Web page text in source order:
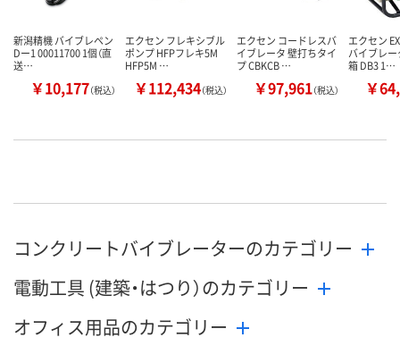
新潟精機 バイブレペン
Dー1 00011700 1個（直
送…
￥10,177（税込）
エクセン フレキシブル
ポンプ HFPフレキ5M
HFP5M …
￥112,434（税込）
エクセン コードレスバ
イブレータ 壁打ちタイ
プ CBKCB …
￥97,961（税込）
エクセン
バイブレ
箱 DB3 1…
￥
コンクリートバイブレーターのカテゴリー
電動工具 (建築・はつり）のカテゴリー
オフィス用品のカテゴリー